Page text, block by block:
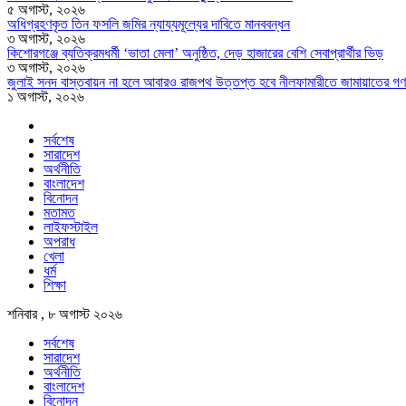
৫ অগাস্ট, ২০২৬
অধিগ্রহণকৃত তিন ফসলি জমির ন্যায্যমূল্যের দাবিতে মানববন্ধন
৩ অগাস্ট, ২০২৬
কিশোরগঞ্জে ব্যতিক্রমধর্মী ‘ভাতা মেলা’ অনুষ্ঠিত, দেড় হাজারের বেশি সেবাপ্রার্থীর ভিড়
৩ অগাস্ট, ২০২৬
জুলাই সনদ বাস্তবায়ন না হলে আবারও রাজপথ উত্তপ্ত হবে নীলফামারীতে জামায়াতের
১ অগাস্ট, ২০২৬
সর্বশেষ
সারাদেশ
অর্থনীতি
বাংলাদেশ
বিনোদন
মতামত
লাইফস্টাইল
অপরাধ
খেলা
ধর্ম
শিক্ষা
শনিবার , ৮ অগাস্ট ২০২৬
সর্বশেষ
সারাদেশ
অর্থনীতি
বাংলাদেশ
বিনোদন